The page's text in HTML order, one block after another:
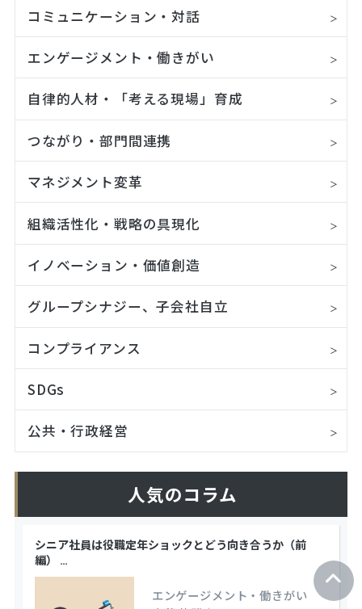
コミュニケーション・対話
エンゲージメント・働きがい
自律的人材・「考える現場」育成
つながり・部門間連携
マネジメント変革
組織活性化・戦略の具現化
イノベーション・価値創造
グループシナジー、子会社自立
コンプライアンス
SDGs
公共・行政経営
人気のコラム
シニア社員は役職定年ショックとどう向き合うか（前
編）
…
エンゲージメント・働きがい